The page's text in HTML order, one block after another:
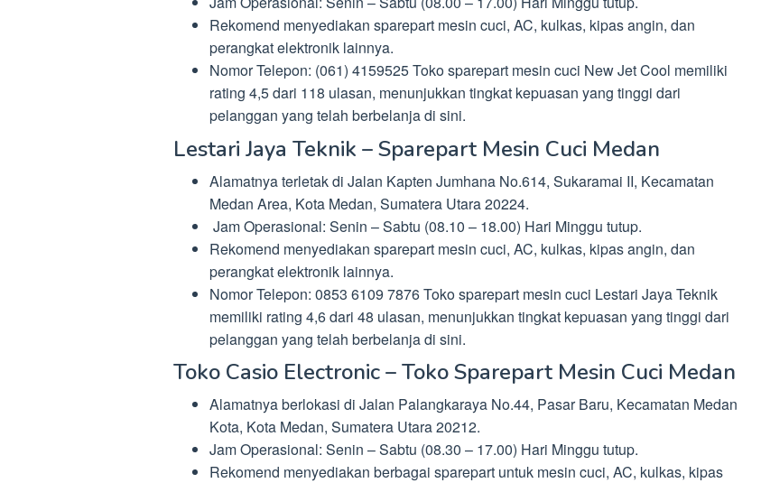
Rekomend menyediakan sparepart mesin cuci, AC, kulkas, kipas angin, dan
perangkat elektronik lainnya.
Nomor Telepon: (061) 4159525 Toko sparepart mesin cuci New Jet Cool memiliki
rating 4,5 dari 118 ulasan, menunjukkan tingkat kepuasan yang tinggi dari
pelanggan yang telah berbelanja di sini.
Lestari Jaya Teknik – Sparepart Mesin Cuci Medan
Alamatnya terletak di Jalan Kapten Jumhana No.614, Sukaramai II, Kecamatan
Medan Area, Kota Medan, Sumatera Utara 20224.
Jam Operasional: Senin – Sabtu (08.10 – 18.00) Hari Minggu tutup.
Rekomend menyediakan sparepart mesin cuci, AC, kulkas, kipas angin, dan
perangkat elektronik lainnya.
Nomor Telepon: 0853 6109 7876 Toko sparepart mesin cuci Lestari Jaya Teknik
memiliki rating 4,6 dari 48 ulasan, menunjukkan tingkat kepuasan yang tinggi dari
pelanggan yang telah berbelanja di sini.
Toko Casio Electronic – Toko Sparepart Mesin Cuci Medan
Alamatnya berlokasi di Jalan Palangkaraya No.44, Pasar Baru, Kecamatan Medan
Kota, Kota Medan, Sumatera Utara 20212.
Jam Operasional: Senin – Sabtu (08.30 – 17.00) Hari Minggu tutup.
Rekomend menyediakan berbagai sparepart untuk mesin cuci, AC, kulkas, kipas